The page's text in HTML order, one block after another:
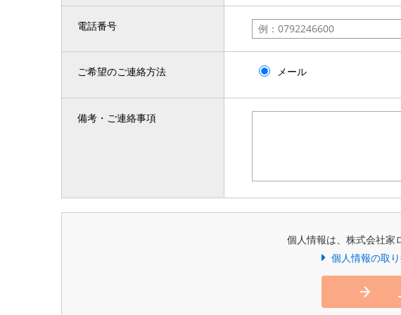
電話番号
ご希望のご連絡方法 メール
備考・ご連絡事項
個人情報は、株式会社家
個人情報の取